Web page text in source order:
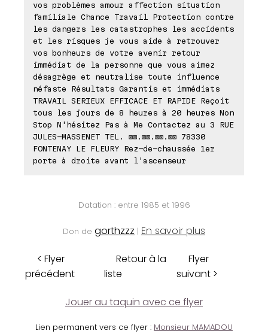
vos problèmes amour affection situation
familiale Chance Travail Protection contre
les dangers les catastrophes les accidents
et les risques je vous aide à retrouver
vos bonheurs de votre avenir retour
immédiat de la personne que vous aimez
désagrège et neutralise toute influence
néfaste Résultats Garantis et immédiats
TRAVAIL SERIEUX EFFICACE ET RAPIDE Reçoit
tous les jours de 8 heures à 20 heures Non
Stop N'hésitez Pas à Me Contactez au 3 RUE
JULES-MASSENET TEL. ⊠⊠.⊠⊠.⊠⊠.⊠⊠ 78330
FONTENAY LE FLEURY Rez-de-chaussée 1er
porte à droite avant l'ascenseur
Datation : entre 1985 et 1996
Don de gorthzzz | En savoir plus
< Flyer
précédent
Retour à la
liste
Flyer
suivant >
Jouer au taquin avec ce flyer
Lien permanent vers ce flyer : Monsieur MAMADOU